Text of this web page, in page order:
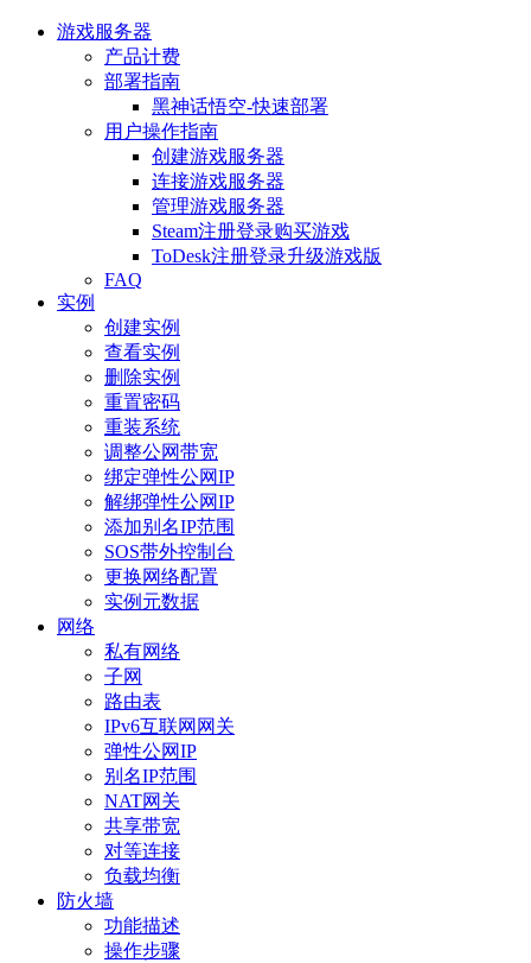
游戏服务器
产品计费
部署指南
黑神话悟空-快速部署
用户操作指南
创建游戏服务器
连接游戏服务器
管理游戏服务器
Steam注册登录购买游戏
ToDesk注册登录升级游戏版
FAQ
实例
创建实例
查看实例
删除实例
重置密码
重装系统
调整公网带宽
绑定弹性公网IP
解绑弹性公网IP
添加别名IP范围
SOS带外控制台
更换网络配置
实例元数据
网络
私有网络
子网
路由表
IPv6互联网网关
弹性公网IP
别名IP范围
NAT网关
共享带宽
对等连接
负载均衡
防火墙
功能描述
操作步骤